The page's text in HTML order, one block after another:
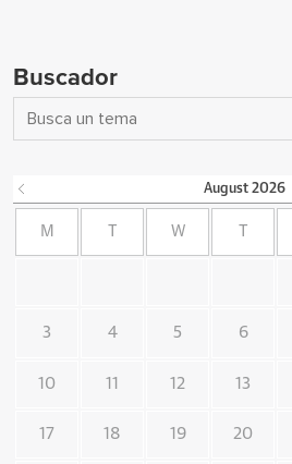
Buscador
August 2026
M W
3 4 5 6
10 11 12 13
17 18 19 20